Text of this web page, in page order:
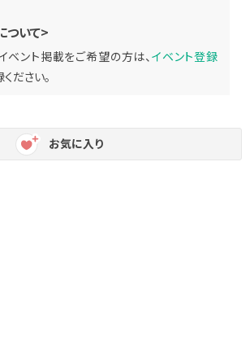
ついて>
ベント掲載をご希望の方は、 イベント登録
ださい。
お気に入り